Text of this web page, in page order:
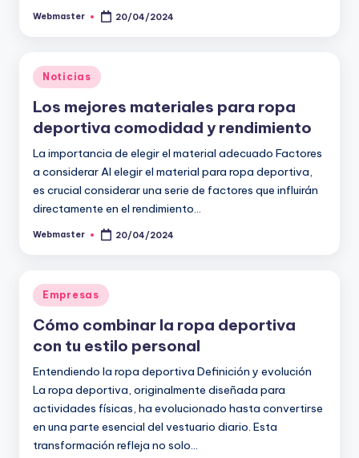
Publicado
Webmaster 20/04/2024
Publicado
en
Noticias
Los mejores materiales para ropa
deportiva comodidad y rendimiento
La importancia de elegir el material adecuado Factores
a considerar Al elegir el material para ropa deportiva,
es crucial considerar una serie de factores que influirán
directamente en el rendimiento…
Publicado
Webmaster 20/04/2024
Publicado
en
Empresas
Cómo combinar la ropa deportiva
con tu estilo personal
Entendiendo la ropa deportiva Definición y evolución
La ropa deportiva, originalmente diseñada para
actividades físicas, ha evolucionado hasta convertirse
en una parte esencial del vestuario diario. Esta
transformación refleja no solo…